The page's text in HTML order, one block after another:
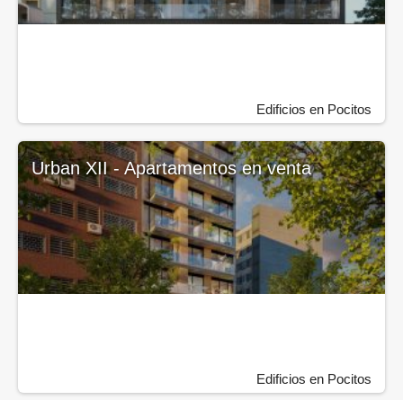
Edificios en Pocitos
Urban XII - Apartamentos en venta
Edificios en Pocitos